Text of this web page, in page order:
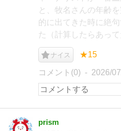
と、牧名さんの年齢
的に出てきた時に絶
た（計算したらあって
ナイス ★15
コメント(0) 2026/
prism